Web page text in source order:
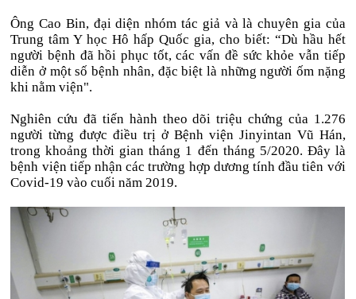
Ông Cao Bin, đại diện nhóm tác giả và là chuyên gia của
Trung tâm Y học Hô hấp Quốc gia, cho biết: “Dù hầu hết
người bệnh đã hồi phục tốt, các vấn đề sức khỏe vẫn tiếp
diễn ở một số bệnh nhân, đặc biệt là những người ốm nặng
khi nằm viện".
Nghiên cứu đã tiến hành theo dõi triệu chứng của 1.276
người từng được điều trị ở Bệnh viện Jinyintan Vũ Hán,
trong khoảng thời gian tháng 1 đến tháng 5/2020. Đây là
bệnh viện tiếp nhận các trường hợp dương tính đầu tiên với
Covid-19 vào cuối năm 2019.